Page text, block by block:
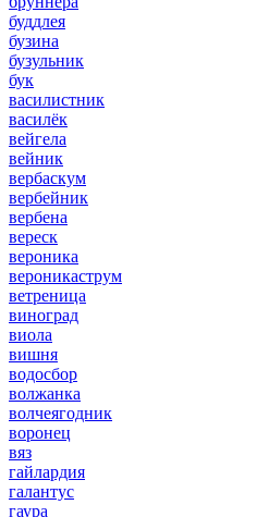
буддлея
бузина
бузульник
бук
василистник
василёк
вейгела
вейник
вербаскум
вербейник
вербена
вереск
вероника
вероникаструм
ветреница
виноград
виола
вишня
водосбор
волжанка
волчеягодник
воронец
вяз
гайлардия
галантус
гаура